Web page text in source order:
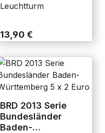
Leuchtturm
13,90 €
BRD 2013 Serie
Bundesländer
Baden-